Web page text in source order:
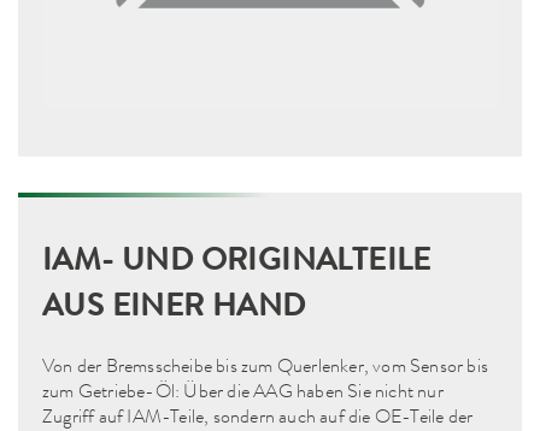
IAM- UND ORIGINALTEILE
AUS EINER HAND
Von der Bremsscheibe bis zum Querlenker, vom Sensor bis
zum Getriebe-Öl: Über die AAG haben Sie nicht nur
Zugriff auf IAM-Teile, sondern auch auf die OE-Teile der